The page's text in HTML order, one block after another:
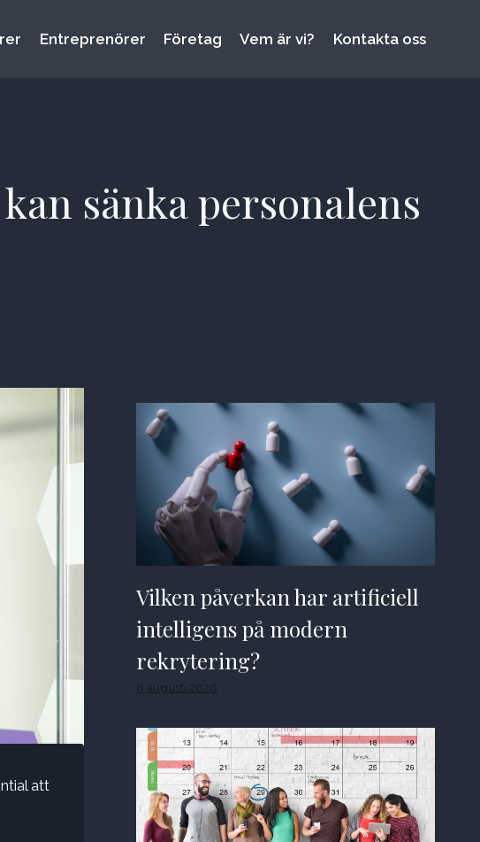
Entreprenörer Företag Vem är vi? Kontakta oss
sänka personalens
att
Vilken påverkan har artificiell
intelligens på modern
rekrytering?
8 augusti 2026